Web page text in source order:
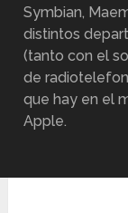
Symbian,
distintos
(tanto con el
de
que hay en el
Apple.